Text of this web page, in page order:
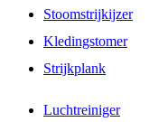
Stoomstrijkijzer
Kledingstomer
Strijkplank
Luchtreiniger